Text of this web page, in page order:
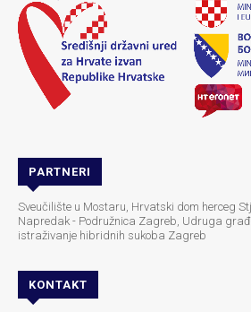
PARTNERI
Sveučilište u Mostaru, Hrvatski dom herceg
Napredak - Podružnica Zagreb, Udruga
istraživanje hibridnih sukoba Zagreb
KONTAKT